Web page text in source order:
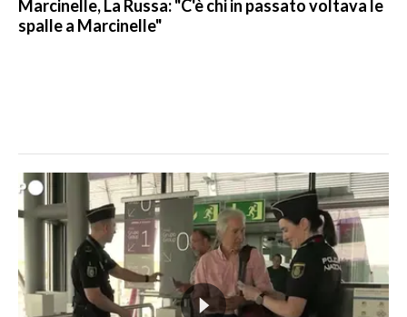
Marcinelle, La Russa: "C'è chi in passato voltava le
spalle a Marcinelle"